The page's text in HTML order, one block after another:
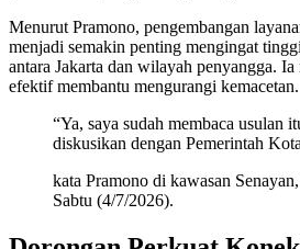
Menurut Pramono, pengembangan
menjadi semakin penting mengingat
antara Jakarta dan wilayah penyangga.
efektif membantu mengurangi kemacetan.
“Ya, saya sudah membaca usulan
diskusikan dengan Pemerintah
kata Pramono di kawasan
Sabtu (4/7/2026).